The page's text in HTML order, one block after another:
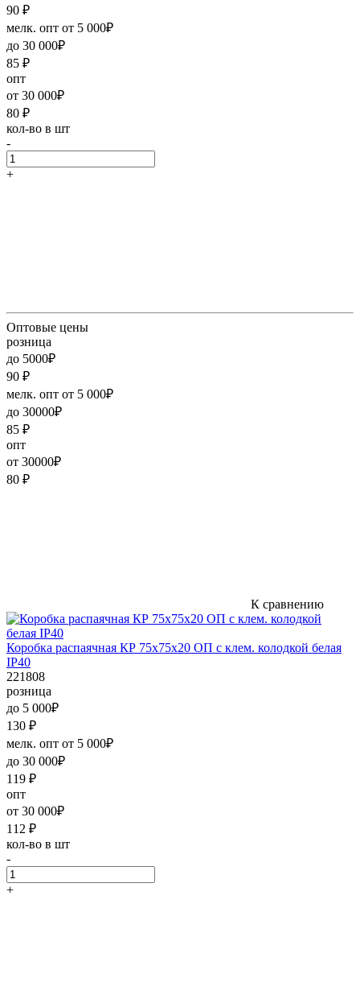
90 ₽
мелк. опт от 5 000₽
до 30 000₽
85 ₽
опт
от 30 000₽
80 ₽
кол-во в шт
-
+
Оптовые цены
розница
до 5000₽
90 ₽
мелк. опт от 5 000₽
до 30000₽
85 ₽
опт
от 30000₽
80 ₽
К сравнению
Коробка распаячная КР 75х75х20 ОП с клем. колодкой белая
IP40
221808
розница
до 5 000₽
130 ₽
мелк. опт от 5 000₽
до 30 000₽
119 ₽
опт
от 30 000₽
112 ₽
кол-во в шт
-
+